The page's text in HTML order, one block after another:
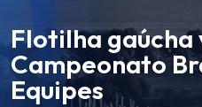
Flotilha gaúcha
Campeonato
Equipes